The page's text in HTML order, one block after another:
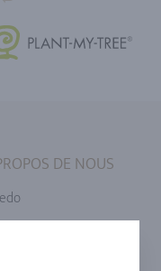
DE NOUS